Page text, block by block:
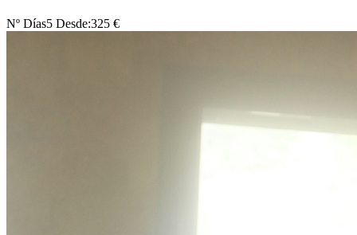
Nº Días5 Desde:325 €